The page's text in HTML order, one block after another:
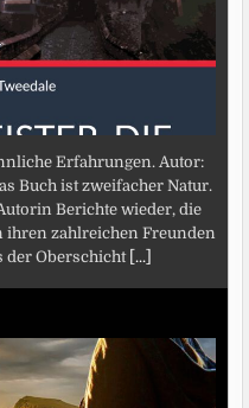
Erfahrungen. Autor:
Buch ist zweifacher Natur.
Berichte wieder, die
ihren zahlreichen Freunden
der Oberschicht [...]